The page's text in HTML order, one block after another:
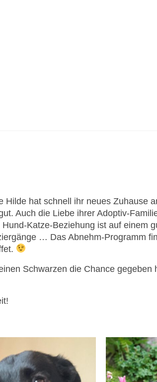
hat schnell ihr neues Zuhause
Auch die Liebe ihrer Adoptiv-
Katze-Beziehung ist auf einem
… Das Abnehm-Programm
Schwarzen die Chance gegeben